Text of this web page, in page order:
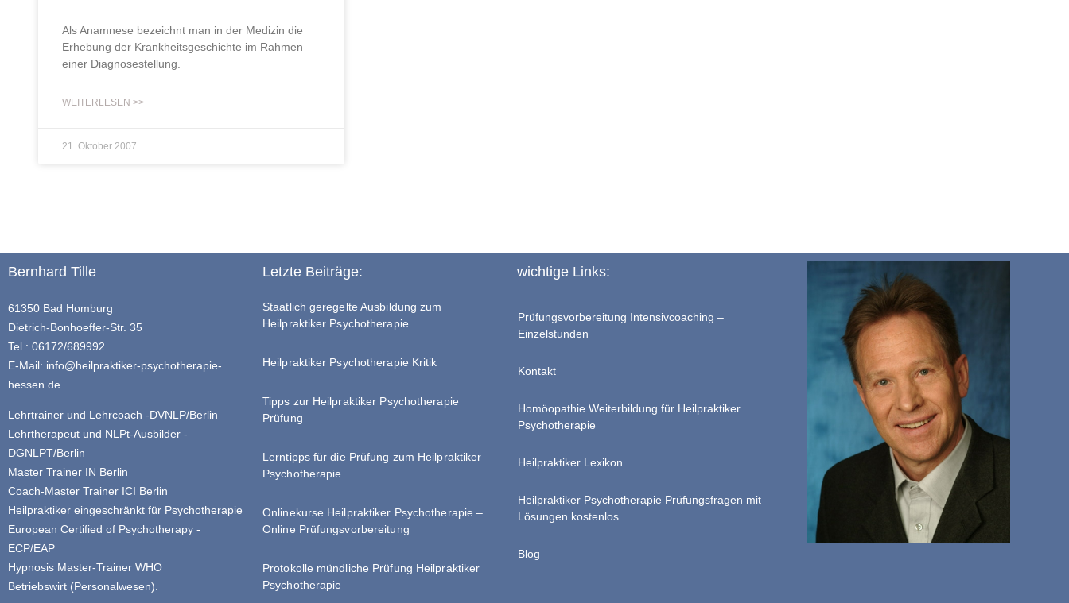
Als Anamnese bezeichnt man in der Medizin die
Erhebung der Krankheitsgeschichte im Rahmen
einer Diagnosestellung.
WEITERLESEN >>
21. Oktober 2007
Bernhard Tille
61350 Bad Homburg
Dietrich-Bonhoeffer-Str. 35
Tel.: 06172/689992
E-Mail: info@heilpraktiker-psychotherapie-
hessen.de
Lehrtrainer und Lehrcoach -DVNLP/Berlin
Lehrtherapeut und NLPt-Ausbilder -
DGNLPT/Berlin
Master Trainer IN Berlin
Coach-Master Trainer ICI Berlin
Heilpraktiker eingeschränkt für Psychotherapie
European Certified of Psychotherapy -
ECP/EAP
Hypnosis Master-Trainer WHO
Betriebswirt (Personalwesen).
Letzte Beiträge:
Staatlich geregelte Ausbildung zum
Heilpraktiker Psychotherapie
Heilpraktiker Psychotherapie Kritik
Tipps zur Heilpraktiker Psychotherapie
Prüfung
Lerntipps für die Prüfung zum Heilpraktiker
Psychotherapie
Onlinekurse Heilpraktiker Psychotherapie –
Online Prüfungsvorbereitung
Protokolle mündliche Prüfung Heilpraktiker
Psychotherapie
wichtige Links:
Prüfungsvorbereitung Intensivcoaching –
Einzelstunden
Kontakt
Homöopathie Weiterbildung für Heilpraktiker
Psychotherapie
Heilpraktiker Lexikon
Heilpraktiker Psychotherapie Prüfungsfragen mit
Lösungen kostenlos
Blog